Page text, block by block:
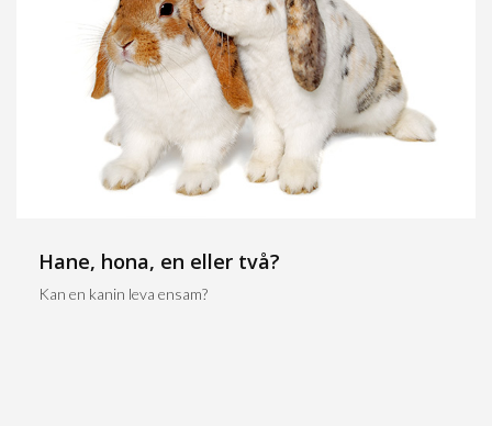
Hane, hona, en eller två?
Kan en kanin leva ensam?